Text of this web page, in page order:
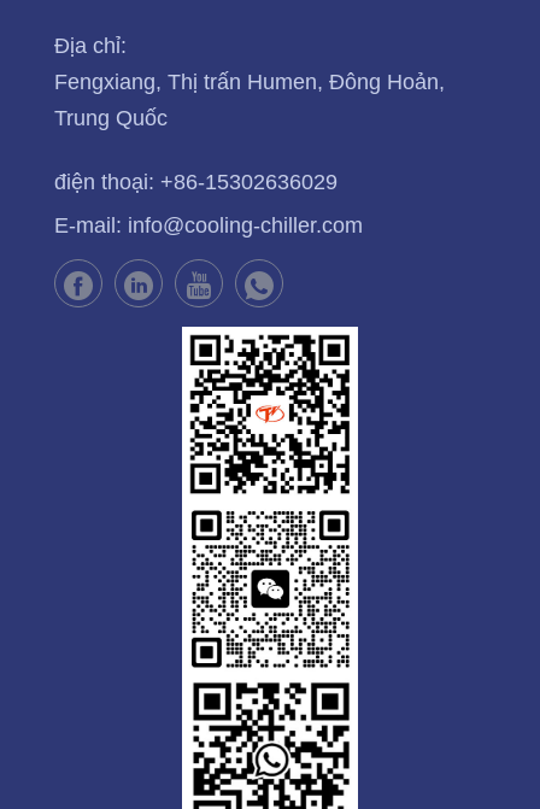
Loại thiết bị bay hơi: Cuộn dây trong bể nước SS
(Tiêu chuẩn) / Vỏ và ống (Tùy chỉnh
Địa chỉ:
Fengxiang, Thị trấn Humen, Đông Hoản,
Trung Quốc
điện thoại: +86-15302636029
E-mail: info@cooling-chiller.com